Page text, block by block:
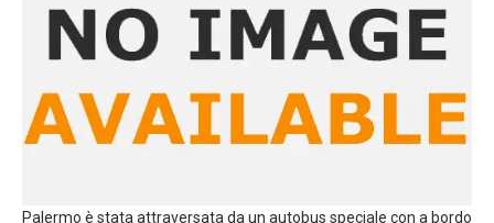
Palermo è stata attraversata da un autobus speciale con a bordo